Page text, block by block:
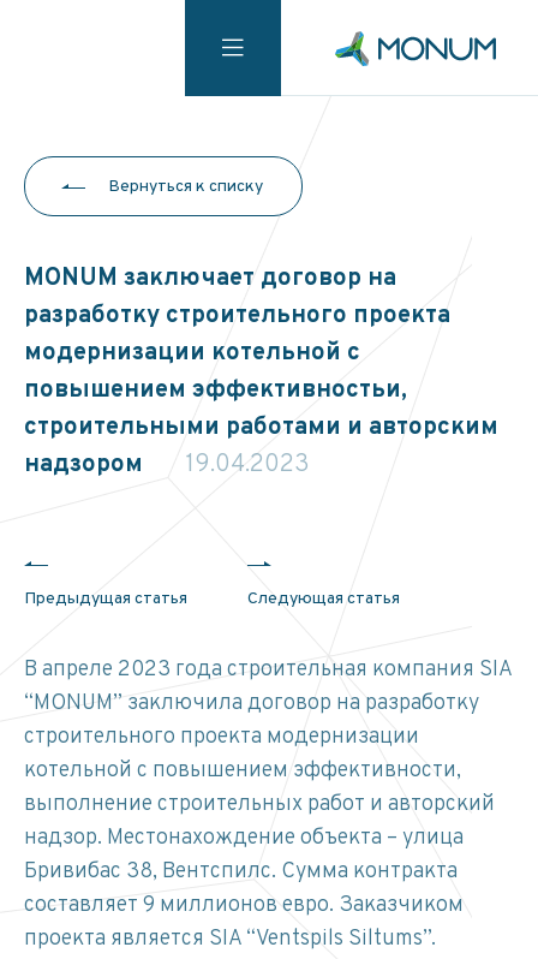
Вернуться к списку
MONUM заключает договор на
разработку строительного проекта
модернизации котельной с
повышением эффективностьи,
строительными работами и авторским
надзором
19.04.2023
Предыдущая статья Следующая статья
В апреле 2023 года строительная компания SIA
“MONUM” заключила договор на разработку
строительного проекта модернизации
котельной с повышением эффективности,
выполнение строительных работ и авторский
надзор. Местонахождение объекта – улица
Бривибас 38, Вентспилс. Сумма контракта
составляет 9 миллионов евро. Заказчиком
проекта является SIA “Ventspils Siltums”.